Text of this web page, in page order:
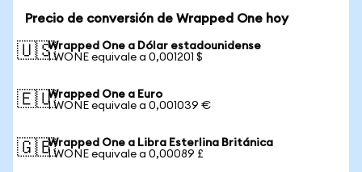
Precio de conversión de Wrapped One hoy
🇺🇸Wrapped One a Dólar estadounidense
1 WONE equivale a 0,001201 $
🇪🇺Wrapped One a Euro
1 WONE equivale a 0,001039 €
🇬🇧Wrapped One a Libra Esterlina Británica
1 WONE equivale a 0,00089 £